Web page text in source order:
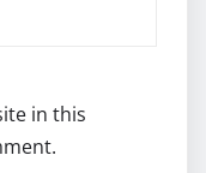
in this